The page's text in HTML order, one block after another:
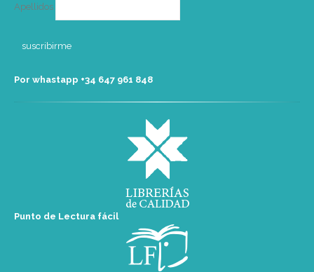
Apellidos
Por whastapp +34 ‭647 961 848‬
Punto de Lectura fácil